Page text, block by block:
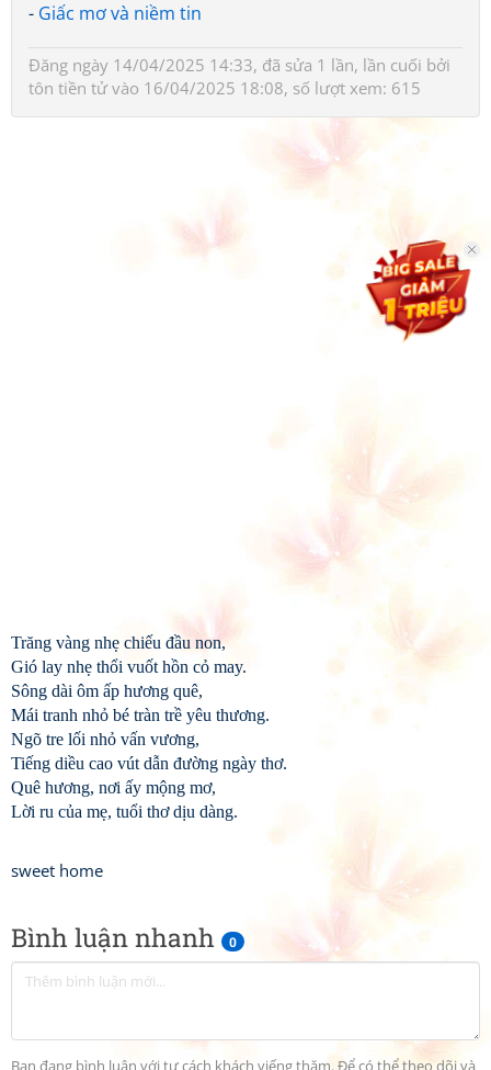
Bình luận nhanh 0
Bạn đang bình luận với tư cách khách viếng thăm. Để có thể theo dõi và
- Giấc mơ và niềm tin
Đăng ngày 14/04/2025 14:33, đã sửa 1 lần, lần cuối bởi
tôn tiền tửvào 16/04/2025 18:08, số lượt xem: 615
Trăng vàng nhẹ chiếu đầu non,
Gió lay nhẹ thổi vuốt hồn cỏ may.
Sông dài ôm ấp hương quê,
Mái tranh nhỏ bé tràn trề yêu thương.
Ngõ tre lối nhỏ vấn vương,
Tiếng diều cao vút dẫn đường ngày thơ.
Quê hương, nơi ấy mộng mơ,
Lời ru của mẹ, tuổi thơ dịu dàng.
sweet home